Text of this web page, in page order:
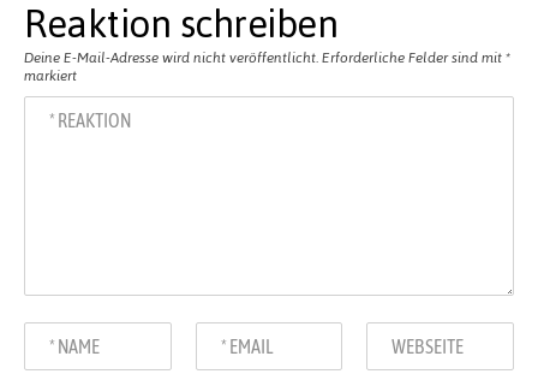
Reaktion schreiben
Deine E-Mail-Adresse wird nicht veröffentlicht. Erforderliche Felder sind mit *
markiert